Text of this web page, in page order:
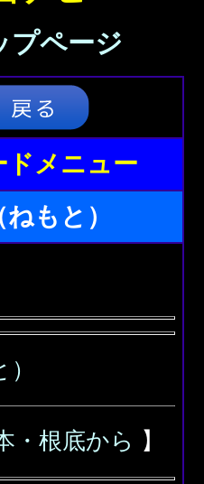
プページ
ドメニュー
もと）
・根底から 】